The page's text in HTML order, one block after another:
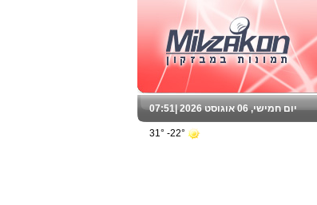
07:51 יום חמישי, 06 אוגוסט 2026 |
22°- 31°